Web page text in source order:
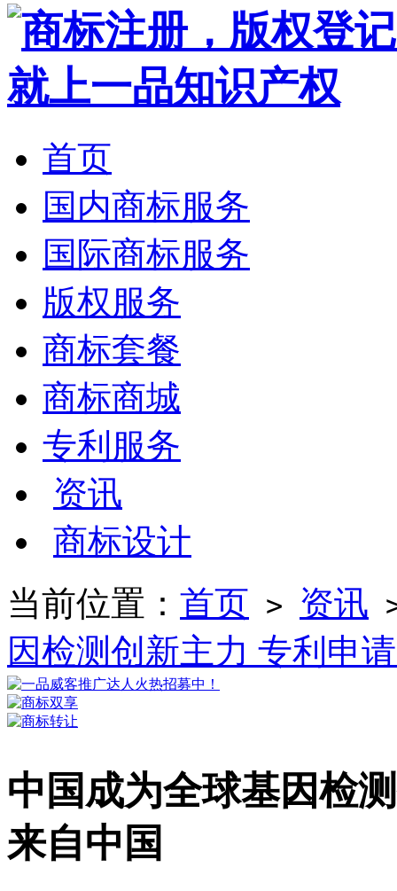
首页
国内商标服务
国际商标服务
版权服务
商标套餐
商标商城
专利服务
资讯
商标设计
当前位置： 首页 > 资讯
因检测创新主力 专利申
中国成为全球基因检
来自中国